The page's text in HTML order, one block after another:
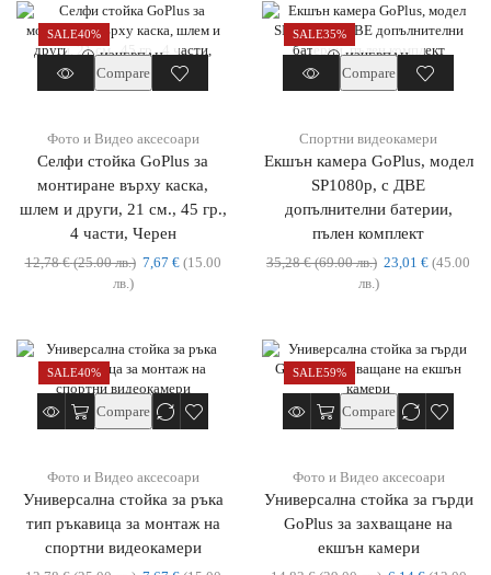
SALE40%
ИЗЧЕРПАН
Compare
Фото и Видео аксесоари
Селфи стойка GoPlus за
монтиране върху каска,
шлем и други, 21 см., 45 гр.,
4 части, Черен
12,78€ (25.00 лв.) 7,67 € (15.00
лв.)
SALE35%
ИЗЧЕРПАН
Compare
Спортни видеокамери
Екшън камера GoPlus, модел
SP1080p, с ДВЕ
допълнителни батерии,
пълен комплект
35,28€ (69.00 лв.) 23,01 € (45.00
лв.)
SALE40%
Compare
Фото и Видео аксесоари
Универсална стойка за ръка
тип ръкавица за монтаж на
спортни видеокамери
SALE59%
Compare
Фото и Видео аксесоари
Универсална стойка за гърди
GoPlus за захващане на
екшън камери